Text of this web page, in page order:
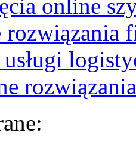
online
rozwiązania